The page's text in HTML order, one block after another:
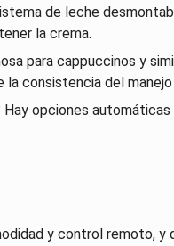
de leche
la crema.
para cappuccinos y
consistencia del
opciones
y control remoto, y